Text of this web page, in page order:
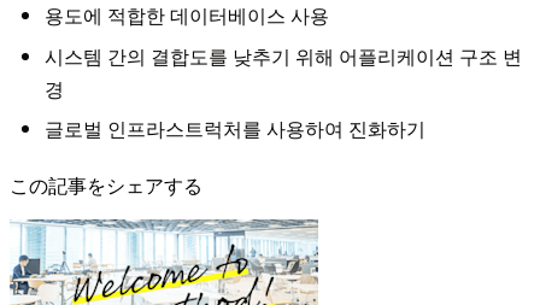
용도에 적합한 데이터베이스 사용
시스템 간의 결합도를 낮추기 위해 어플리케이션 구조 변
경
글로벌 인프라스트럭처를 사용하여 진화하기
この記事をシェアする